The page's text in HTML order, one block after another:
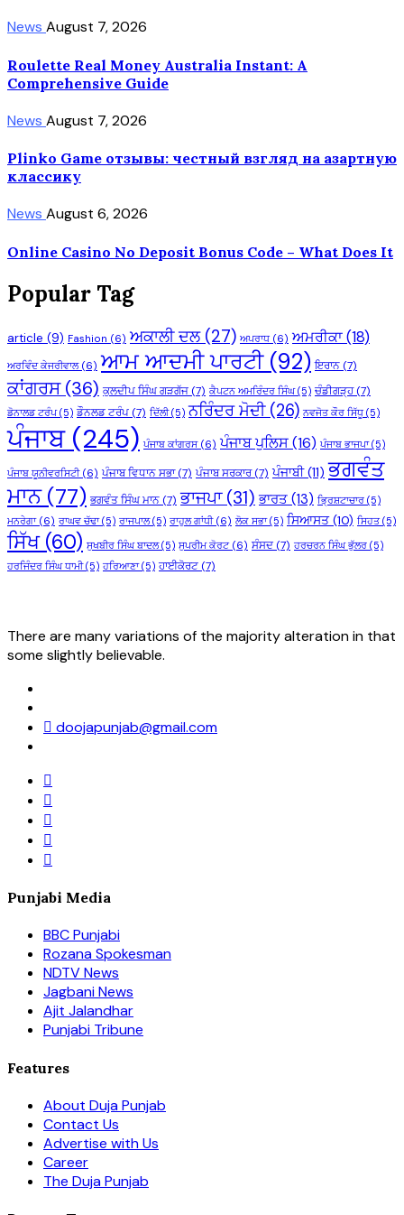
News August 7, 2026
Roulette Real Money Australia Instant: A
Comprehensive Guide
News August 7, 2026
Plinko Game отзывы: честный взгляд на азартную
классику
News August 6, 2026
Online Casino No Deposit Bonus Code – What Does It
Popular Tag
article (9) Fashion (6) ਅਕਾਲੀ ਦਲ(27) ਅਪਰਾਧ (6) ਅਮਰੀਕਾ(18)
ਅਰਵਿੰਦ ਕੇਜਰੀਵਾਲ(6) ਆਮ ਆਦਮੀ ਪਾਰਟੀ(92) ਇਰਾਨ (7)
ਕਾਂਗਰਸ(36) ਕੁਲਦੀਪ ਸਿੰਘ ਗੜਗੱਜ (7) ਕੈਪਟਨ ਅਮਰਿੰਦਰ ਸਿੰਘ(5) ਚੰਡੀਗੜ੍ਹ(7)
ਡੋਨਾਲਡ ਟਰੰਪ(5) ਡੌਨਲਡ ਟਰੰਪ (7) ਦਿੱਲੀ(5) ਨਰਿੰਦਰ ਮੋਦੀ(26) ਨਵਜੋਤ ਕੌਰ ਸਿੱਧੂ (5)
ਪੰਜਾਬ(245) ਪੰਜਾਬ ਕਾਂਗਰਸ(6) ਪੰਜਾਬ ਪੁਲਿਸ(16) ਪੰਜਾਬ ਭਾਜਪਾ(5)
ਪੰਜਾਬ ਯੂਨੀਵਰਸਿਟੀ(6) ਪੰਜਾਬ ਵਿਧਾਨ ਸਭਾ(7) ਪੰਜਾਬ ਸਰਕਾਰ(7) ਪੰਜਾਬੀ(11) ਭਗਵੰਤ
ਮਾਨ(77) ਭਗਵੰਤ ਸਿੰਘ ਮਾਨ (7) ਭਾਜਪਾ(31) ਭਾਰਤ (13) ਭ੍ਰਿਸ਼ਟਾਚਾਰ (5)
ਮਨਰੇਗਾ(6) ਰਾਘਵ ਚੱਢਾ(5) ਰਾਜਪਾਲ(5) ਰਾਹੁਲ ਗਾਂਧੀ(6) ਲੋਕ ਸਭਾ(5) ਸਿਆਸਤ(10) ਸਿਹਤ(5)
ਸਿੱਖ(60) ਸੁਖਬੀਰ ਸਿੰਘ ਬਾਦਲ(5) ਸੁਪਰੀਮ ਕੋਰਟ(6) ਸੰਸਦ (7) ਹਰਚਰਨ ਸਿੰਘ ਭੁੱਲਰ (5)
ਹਰਜਿੰਦਰ ਸਿੰਘ ਧਾਮੀ(5) ਹਰਿਆਣਾ(5) ਹਾਈਕੋਰਟ (7)
There are many variations of the majority alteration in that
some slightly believable.
doojapunjab@gmail.com
Punjabi Media
BBC Punjabi
Rozana Spokesman
NDTV News
Jagbani News
Ajit Jalandhar
Punjabi Tribune
Features
About Duja Punjab
Contact Us
Advertise with Us
Career
The Duja Punjab